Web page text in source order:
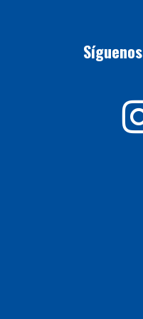
Síguenos